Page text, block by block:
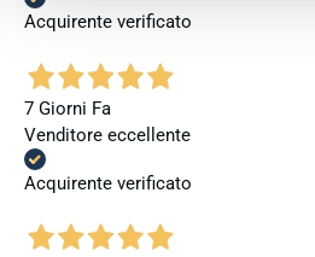
Acquirente verificato
7 Giorni Fa
Venditore eccellente
Acquirente verificato